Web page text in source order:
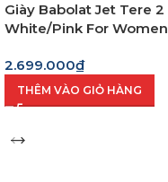
Giày Babolat Jet Tere 2
White/Pink For Women
2.699.000₫
THÊM VÀO GIỎ HÀNG